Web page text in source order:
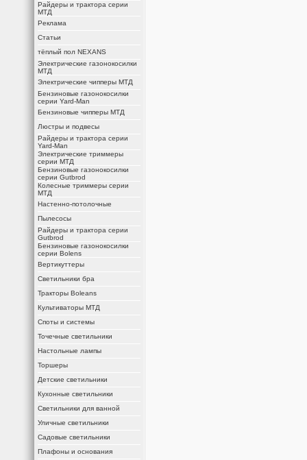
Райдеры и трактора серии
МТД
Реклама
Статьи
тёплый пол NEXANS
Электрические газонокосилки
МТД
Электрические чипперы МТД
Бензиновые газонокосилки
серии Yard-Man
Бензиновые чипперы МТД
Люстры и подвесы
Райдеры и трактора серии
Yard-Man
Электрические триммеры
серии МТД
Бензиновые газонокосилки
серии Gutbrod
Колесные триммеры серии
МТД
Настенно-потолочные
Пылесосы
Райдеры и трактора серии
Gutbrod
Бензиновые газонокосилки
серии Bolens
Вертикуттеры
Светильники бра
Тракторы Boleans
Культиваторы МТД
Споты и системы
Точечные светильники
Настольные лампы
Торшеры
Детские светильники
Кухонные светильники
Светильники для ванной
Уличные светильники
Садовые светильники
Плафоны и основания